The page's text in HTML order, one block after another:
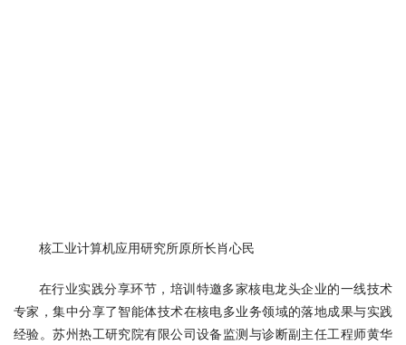
核工业计算机应用研究所原所长肖心民
在行业实践分享环节，培训特邀多家核电龙头企业的一线技术
专家，集中分享了智能体技术在核电多业务领域的落地成果与实践
经验。苏州热工研究院有限公司设备监测与诊断副主任工程师黄华